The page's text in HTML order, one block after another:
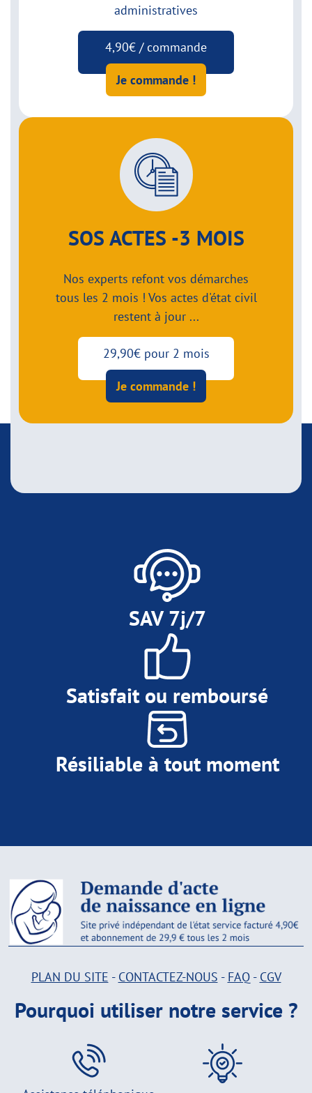
administratives
4,90€ / commande
Je commande !
SOS ACTES -3 MOIS
Nos experts refont vos démarches
tous les 2 mois ! Vos actes d'état civil
restent à jour ...
29,90€ pour 2 mois
Je commande !
SAV 7j/7
Satisfait ou remboursé
Résiliable à tout moment
PLAN DU SITE - CONTACTEZ-NOUS - FAQ- CGV
Pourquoi utiliser notre service ?